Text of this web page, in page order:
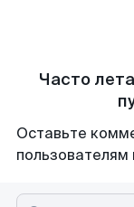
Часто
Оставьте